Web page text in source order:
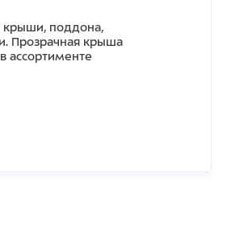
крыши, поддона,
Прозрачная крыша
ассортименте